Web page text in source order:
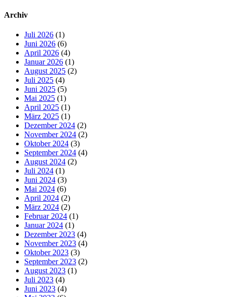
Archiv
Juli 2026 (1)
Juni 2026 (6)
April 2026 (4)
Januar 2026 (1)
August 2025 (2)
Juli 2025 (4)
Juni 2025 (5)
Mai 2025 (1)
April 2025 (1)
März 2025 (1)
Dezember 2024 (2)
November 2024 (2)
Oktober 2024 (3)
September 2024 (4)
August 2024 (2)
Juli 2024 (1)
Juni 2024 (3)
Mai 2024 (6)
April 2024 (2)
März 2024 (2)
Februar 2024 (1)
Januar 2024 (1)
Dezember 2023 (4)
November 2023 (4)
Oktober 2023 (3)
September 2023 (2)
August 2023 (1)
Juli 2023 (4)
Juni 2023 (4)